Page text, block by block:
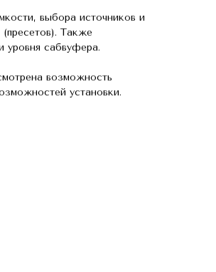
выбора источников и
Также
уровня сабвуфера.
возможность
установки.